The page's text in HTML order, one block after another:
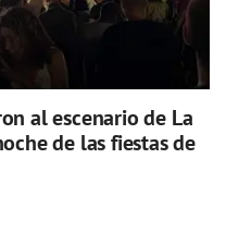
al escenario de La
de las fiestas de